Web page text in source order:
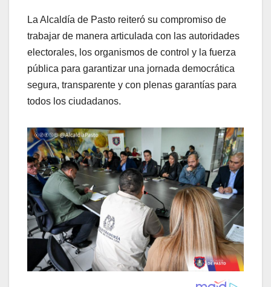
La Alcaldía de Pasto reiteró su compromiso de
trabajar de manera articulada con las autoridades
electorales, los organismos de control y la fuerza
pública para garantizar una jornada democrática
segura, transparente y con plenas garantías para
todos los ciudadanos.